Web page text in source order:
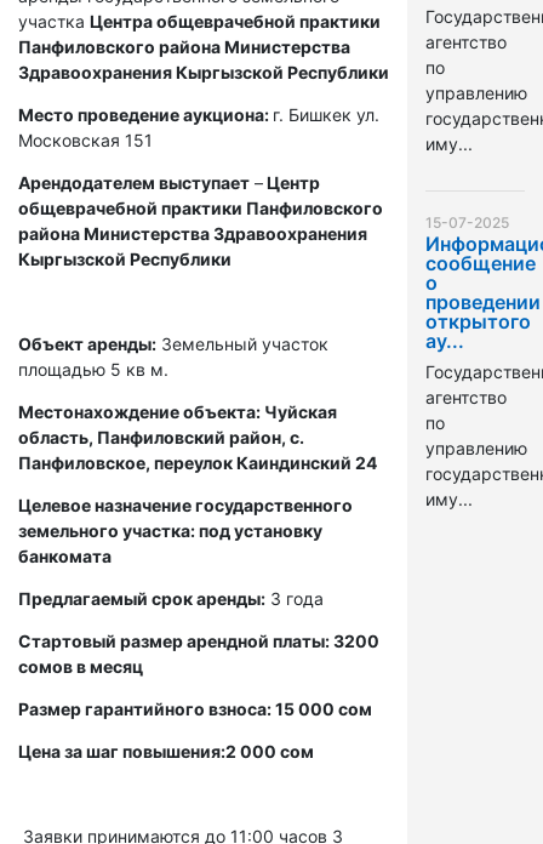
участка Центра общеврачебной практики
Панфиловского района Министерства
Здравоохранения Кыргызской Республики
Место проведение аукциона: г. Бишкек ул.
Московская 151
Арендодателем выступает –Центр
общеврачебной практики Панфиловского
района Министерства Здравоохранения
Кыргызской Республики
Объект аренды: Земельный участок
площадью 5 кв м.
Местонахождение объекта: Чуйская
область, Панфиловский район, с.
Панфиловское, переулок Каиндинский 24
Целевое назначение государственного
земельного участка: под установку
банкомата
Предлагаемый срок аренды: 3 года
Стартовый размер арендной платы: 3200
сомов в месяц
Размер гарантийного взноса: 15 000 сом
Цена за шаг повышения:2 000 сом
Заявки принимаются до 11:00 часов 3
агентство
по
управлению
иму...
15-07-2025
сообщение
о
проведении
открытого
ау...
агентство
по
управлению
иму...